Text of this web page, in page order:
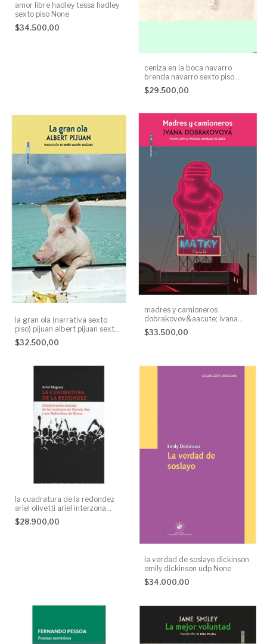
amor libre hadley tessa hadley
sexto piso None
$34.500,00
ceniza en la boca navarro
brenda navarro sexto piso
None
$29.500,00
la gran ola (narrativa sexto
piso) pijuan albert pijuan sexto
piso None
$32.500,00
madres y camioneros
dobrakovov&aacute; ivana
dobrakovov&aacute; sexto
piso None
$33.500,00
la cuadratura de la redondez
ariel olivetti ariel interzona
editora None
$28.900,00
la verdad de soslayo dickinson
emily dickinson udp None
$34.000,00